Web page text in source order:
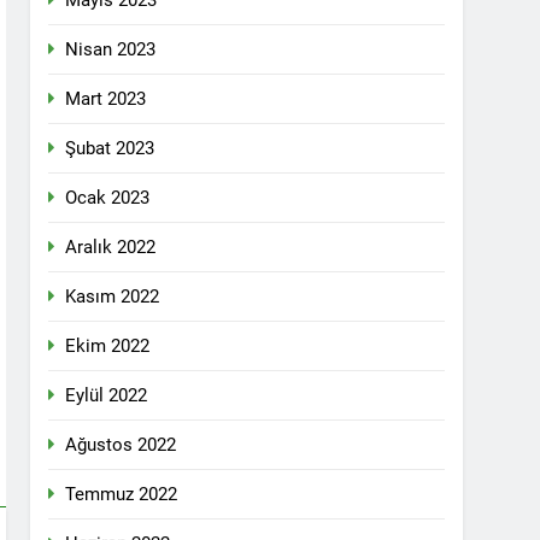
dil olsun.
li ber kolonyalîzmê netewînin bi rêzdarî
Nisan 2023
Mart 2023
Şubat 2023
Ocak 2023
Aralık 2022
Kasım 2022
Ekim 2022
Eylül 2022
Ağustos 2022
Temmuz 2022